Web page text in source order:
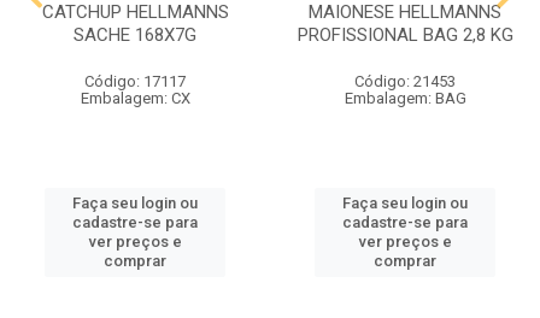
CATCHUP HELLMANNS
SACHE 168X7G
Código: 17117
Embalagem: CX
Faça seu login ou
cadastre-se para
ver preços e
comprar
MAIONESE HELLMANNS
PROFISSIONAL BAG 2,8 KG
Código: 21453
Embalagem: BAG
Faça seu login ou
cadastre-se para
ver preços e
comprar